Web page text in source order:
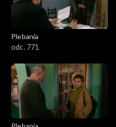
Plebania
odc. 771